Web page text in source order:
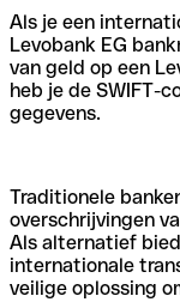
Als je een
Levobank EG
van geld op een
heb je de SWIFT-
gegevens.
Traditionele
overschrijvingen
Als alternatief
internationale
veilige oplossing